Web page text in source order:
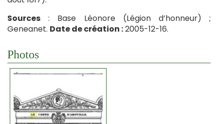
Sources : Base Léonore (Légion d’honneur) ;
Geneanet. Date de création :2005-12-16.
Photos